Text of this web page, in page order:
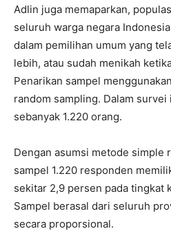
Adlin juga memaparkan,
seluruh warga negara
dalam pemilihan umum yang
lebih, atau sudah menikah
Penarikan sampel
random sampling. Dalam
sebanyak 1.220 orang.
Dengan asumsi metode simple
sampel 1.220 responden
sekitar 2,9 persen pada tingkat
Sampel berasal dari seluruh
secara proporsional.